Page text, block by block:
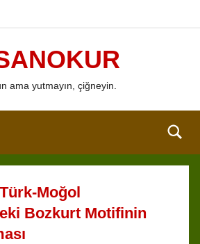
ama yutmayın, çiğneyin.
Moğol
Bozkurt Motifinin